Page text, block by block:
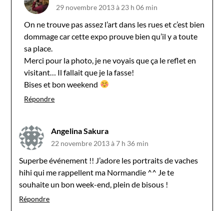
29 novembre 2013 à 23 h 06 min
On ne trouve pas assez l’art dans les rues et c’est bien
dommage car cette expo prouve bien qu’il y a toute
sa place.
Merci pour la photo, je ne voyais que ça le reflet en
visitant… Il fallait que je la fasse!
Bises et bon weekend
Répondre
Angelina Sakura
22 novembre 2013 à 7 h 36 min
Superbe événement !! J’adore les portraits de vaches
hihi qui me rappellent ma Normandie ^^ Je te
souhaite un bon week-end, plein de bisous !
Répondre